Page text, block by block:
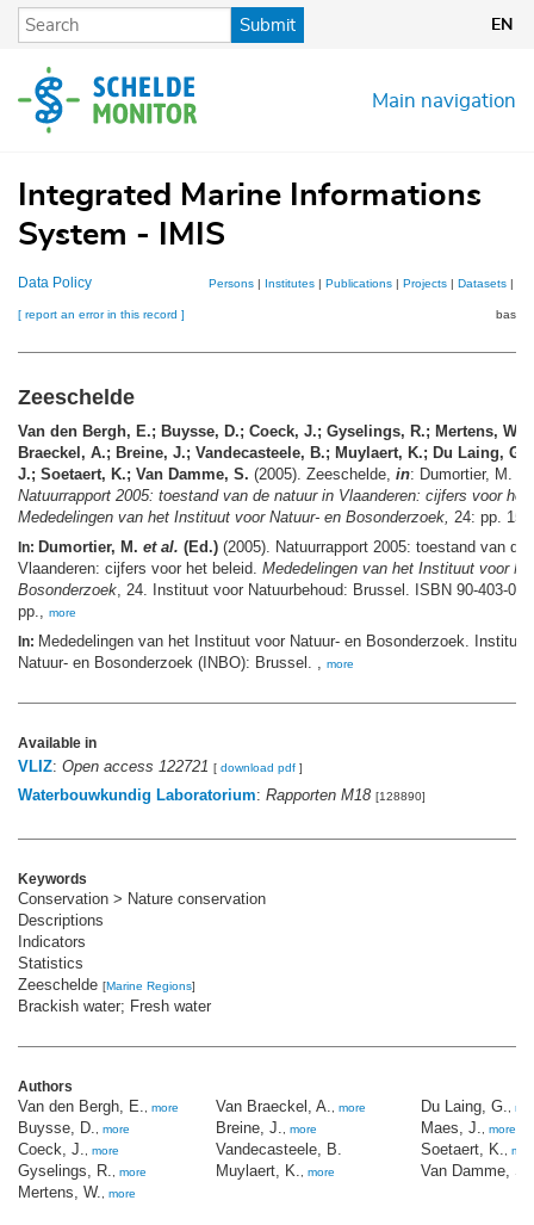
Skip
content
Submit EN
Main navigation
Integrated Marine Informations
System - IMIS
Data Policy Persons | Institutes | Publications | Projects | Datasets |
[ report an error in this record ]
Zeeschelde
Van den Bergh, E.; Buysse, D.; Coeck, J.; Gyselings, R.; Mertens, W.;
Braeckel, A.; Breine, J.; Vandecasteele, B.; Muylaert, K.; Du Laing, G.;
J.; Soetaert, K.; Van Damme, S. (2005). Zeeschelde, in: Dumortier, M.
Natuurrapport 2005: toestand van de natuur in Vlaanderen: cijfers voor het
Mededelingen van het Instituut voor Natuur- en Bosonderzoek, 24: pp.
In: Dumortier, M. et al. (Ed.) (2005). Natuurrapport 2005: toestand van de
Vlaanderen: cijfers voor het beleid. Mededelingen van het Instituut voor
Bosonderzoek, 24. Instituut voor Natuurbehoud: Brussel. ISBN 90-403-
pp., more
In: Mededelingen van het Instituut voor Natuur- en Bosonderzoek. Instituut
Natuur- en Bosonderzoek (INBO): Brussel. , more
Available in
VLIZ: Open access 122721 [ download pdf ]
Waterbouwkundig Laboratorium: Rapporten M18 [128890]
Keywords
Conservation > Nature conservation
Descriptions
Indicators
Statistics
Zeeschelde [Marine Regions]
Brackish water; Fresh water
Authors
Van den Bergh, E., more
Buysse, D., more
Coeck, J., more
Gyselings, R., more
Mertens, W., more
Van Braeckel, A., more
Breine, J., more
Vandecasteele, B.
Muylaert, K., more
Du Laing, G.,
Maes, J., more
Soetaert, K.,
Van Damme, S.